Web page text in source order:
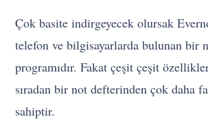
Çok basite indirgeyecek olursak
telefon ve bilgisayarlarda bulunan bir
programıdır. Fakat çeşit çeşit
sıradan bir not defterinden çok daha
sahiptir.